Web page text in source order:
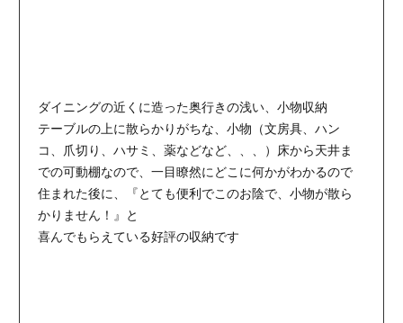
ダイニングの近くに造った奥行きの浅い、小物収納
テーブルの上に散らかりがちな、小物（文房具、ハン
コ、爪切り、ハサミ、薬などなど、、、）床から天井ま
での可動棚なので、一目瞭然にどこに何かがわかるので
住まれた後に、『とても便利でこのお陰で、小物が散ら
かりません！』と
喜んでもらえている好評の収納です